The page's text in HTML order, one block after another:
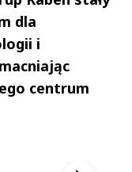
dla
i
centrum